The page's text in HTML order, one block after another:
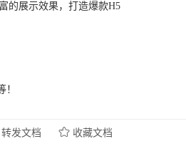
的展示效果，打造爆款H5
转发文档 收藏文档